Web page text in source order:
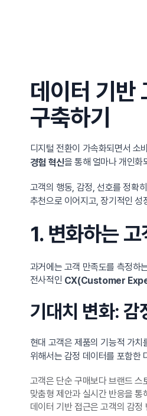
데이터 기반
구축하기
디지털 전환이 가속화되면서 소
경험 혁신을 통해 얼마나 개인화
고객의 행동, 감정, 선호를 정확
추천으로 이어지고, 장기적인
1. 변화하는
과거에는 고객 만족도를 측정하
전사적인 CX(Customer
기대치 변화: 감
현대 고객은 제품의 기능적 가
위해서는 감정 데이터를 포함한
고객은 단순 구매보다 브랜드
맞춤형 제안과 실시간 반응을
데이터 기반 접근은 고객의 감